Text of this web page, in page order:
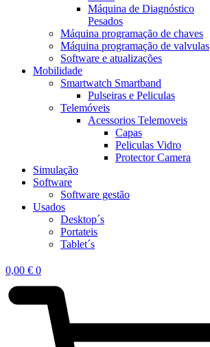
Máquina de Diagnóstico
Pesados
Máquina programação de chaves
Máquina programação de valvulas
Software e atualizações
Mobilidade
Smartwatch Smartband
Pulseiras e Peliculas
Telemóveis
Acessorios Telemoveis
Capas
Peliculas Vidro
Protector Camera
Simulação
Software
Software gestão
Usados
Desktop´s
Portateis
Tablet´s
0,00 € 0